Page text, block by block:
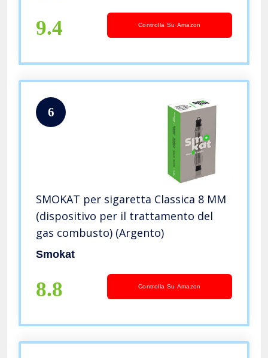
9.4 Controlla Su Amazon
6
SMOKAT per sigaretta Classica 8 MM
(dispositivo per il trattamento del
gas combusto) (Argento)
Smokat
8.8 Controlla Su Amazon